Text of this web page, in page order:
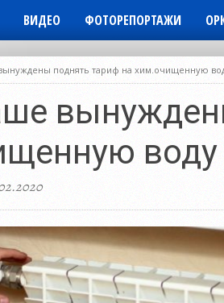
ВИДЕО ФОТОРЕПОРТАЖИ
поднять тариф на хим.очищенную
воду